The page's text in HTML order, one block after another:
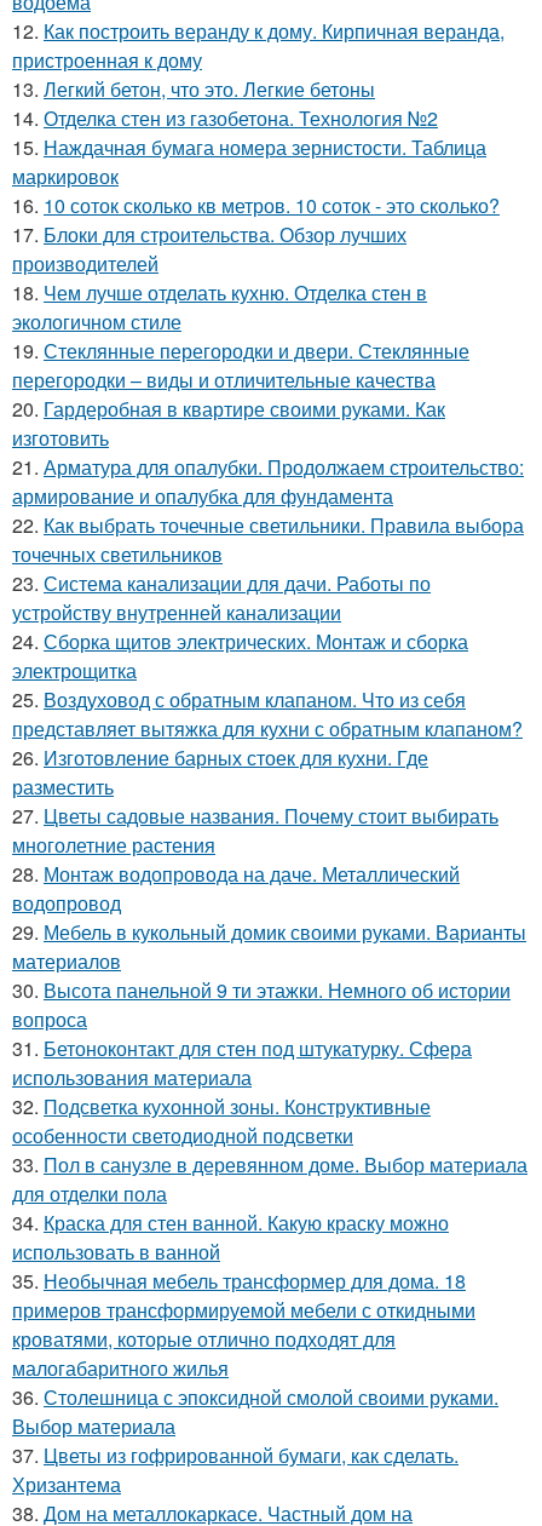
12. Как построить веранду к дому. Кирпичная веранда,
пристроенная к дому
13. Легкий бетон, что это. Легкие бетоны
14. Отделка стен из газобетона. Технология №2
15. Наждачная бумага номера зернистости. Таблица
маркировок
16. 10 соток сколько кв метров. 10 соток - это сколько?
17. Блоки для строительства. Обзор лучших
производителей
18. Чем лучше отделать кухню. Отделка стен в
экологичном стиле
19. Стеклянные перегородки и двери. Стеклянные
перегородки – виды и отличительные качества
20. Гардеробная в квартире своими руками. Как
изготовить
21. Арматура для опалубки. Продолжаем строительство:
армирование и опалубка для фундамента
22. Как выбрать точечные светильники. Правила выбора
точечных светильников
23. Система канализации для дачи. Работы по
устройству внутренней канализации
24. Сборка щитов электрических. Монтаж и сборка
электрощитка
25. Воздуховод с обратным клапаном. Что из себя
представляет вытяжка для кухни с обратным клапаном?
26. Изготовление барных стоек для кухни. Где
разместить
27. Цветы садовые названия. Почему стоит выбирать
многолетние растения
28. Монтаж водопровода на даче. Металлический
водопровод
29. Мебель в кукольный домик своими руками. Варианты
материалов
30. Высота панельной 9 ти этажки. Немного об истории
вопроса
31. Бетоноконтакт для стен под штукатурку. Сфера
использования материала
32. Подсветка кухонной зоны. Конструктивные
особенности светодиодной подсветки
33. Пол в санузле в деревянном доме. Выбор материала
для отделки пола
34. Краска для стен ванной. Какую краску можно
использовать в ванной
35. Необычная мебель трансформер для дома. 18
примеров трансформируемой мебели с откидными
кроватями, которые отлично подходят для
малогабаритного жилья
36. Столешница с эпоксидной смолой своими руками.
Выбор материала
37. Цветы из гофрированной бумаги, как сделать.
Хризантема
38. Дом на металлокаркасе. Частный дом на